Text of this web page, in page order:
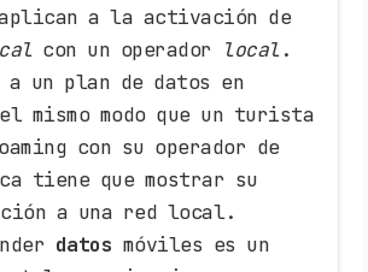
a la activación de
con un operador local .
a un plan de datos en
mismo modo que un turista
con su operador de
tiene que mostrar su
a una red local.
datos móviles es un